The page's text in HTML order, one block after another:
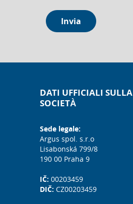
Invia
DATI UFFICIALI SULLA
SOCIETÀ
Sede legale:
Argus spol. s.r.o
Lisabonská 799/8
190 00 Praha 9
IČ: 00203459
DIČ: CZ00203459